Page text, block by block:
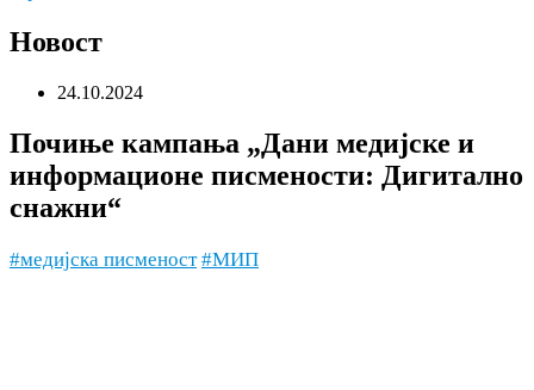
Новост
24.10.2024
Почиње кампања „Дани медијске и
информационе писмености: Дигитално
снажни“
#медијска писменост #МИП